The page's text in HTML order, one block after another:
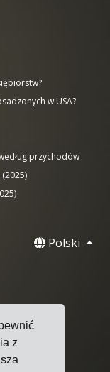
z
w USA?
przychodów
Polski